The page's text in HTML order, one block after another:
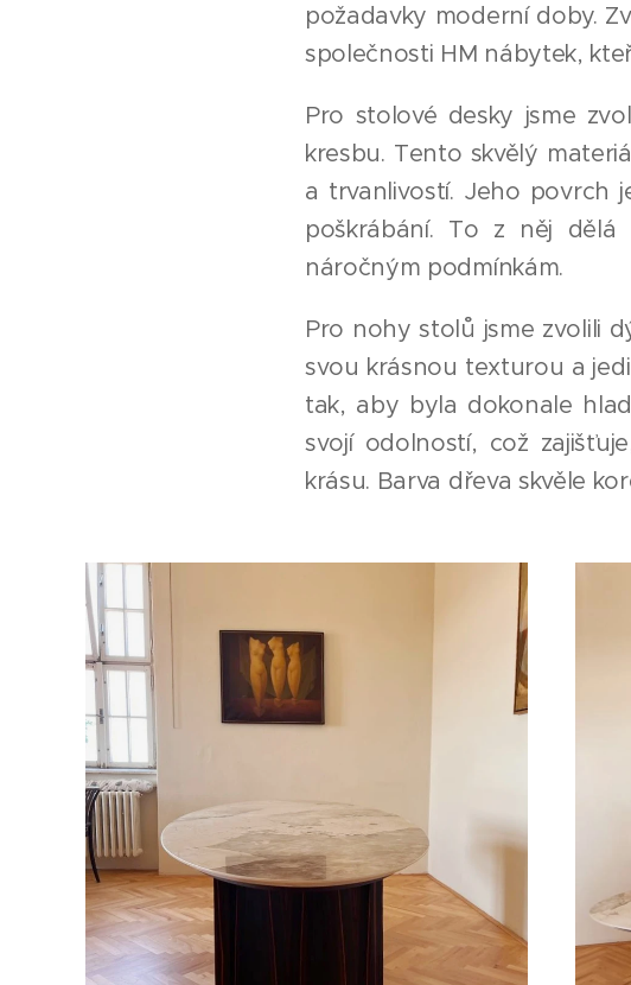
požadavky moderní doby.
společnosti HM nábytek,
Pro stolové desky jsme
kresbu. Tento skvělý
a trvanlivostí. Jeho povrch
poškrábání. To z něj
náročným podmínkám.
Pro nohy stolů jsme zvolili
svou krásnou texturou a
tak, aby byla dokonale
svojí odolností, což
krásu. Barva dřeva skvěle